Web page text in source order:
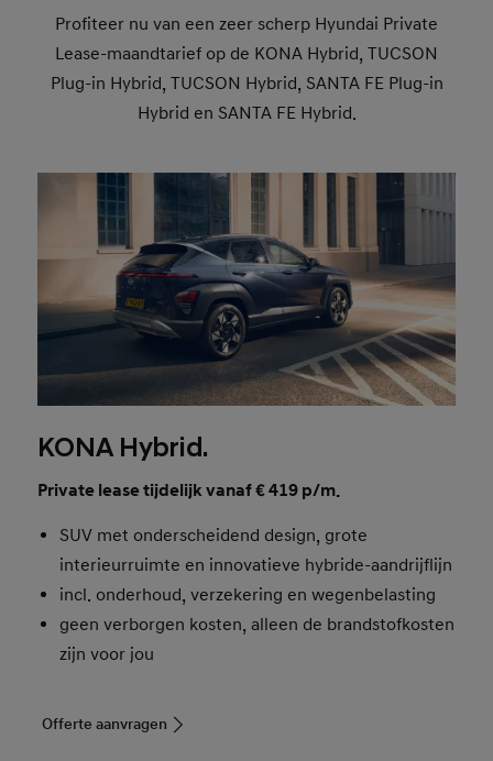
Profiteer nu van een zeer scherp Hyundai Private
Lease-maandtarief op de KONA Hybrid, TUCSON
Plug-in Hybrid, TUCSON Hybrid, SANTA FE Plug-in
Hybrid en SANTA FE Hybrid.
KONA Hybrid.
Private lease tijdelijk vanaf € 419 p/m.
SUV met onderscheidend design, grote
interieurruimte en innovatieve hybride-aandrijflijn
incl. onderhoud, verzekering en wegenbelasting
geen verborgen kosten, alleen de brandstofkosten
zijn voor jou
Offerte aanvragen